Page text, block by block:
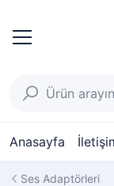
Anasayfa
Ses Adaptörleri